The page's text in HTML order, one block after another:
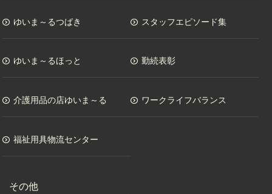
ゆいま～るつばき
ゆいま～るほっと
介護用品の店ゆいま～る
福祉用具物流センター
スタッフエピソード集
勤続表彰
ワークライフバランス
その他